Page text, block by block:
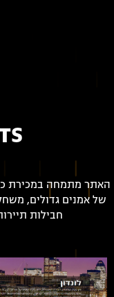
האתר מתמחה במכירת
של אמנים גדולים,
חבילות